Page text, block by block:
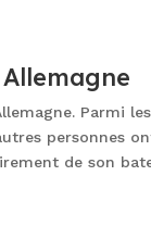
Parmi
personnes
de son